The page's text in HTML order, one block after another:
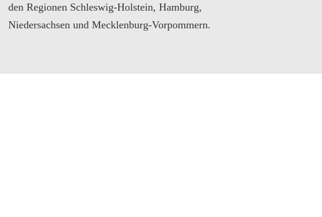
den Regionen Schleswig-Holstein, Hamburg,
Niedersachsen und Mecklenburg-Vorpommern.